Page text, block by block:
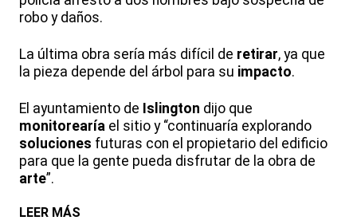
robo y daños.
La última obra sería más difícil de retirar, ya que
la pieza depende del árbol para su impacto.
El ayuntamiento de Islington dijo que
monitorearía el sitio y “continuaría explorando
soluciones futuras con el propietario del edificio
para que la gente pueda disfrutar de la obra de
arte”.
LEER MÁS